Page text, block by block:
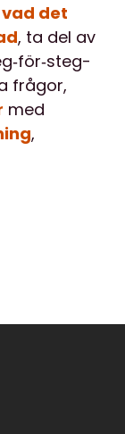
vad det
, ta del av
frågor,
med
,